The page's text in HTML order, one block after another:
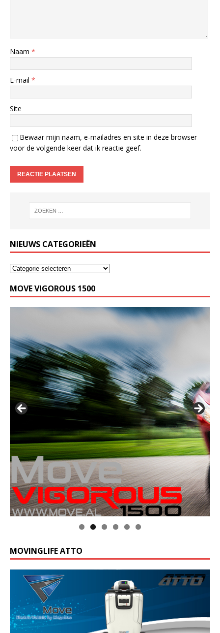
Naam *
E-mail *
Site
Bewaar mijn naam, e-mailadres en site in deze browser
voor de volgende keer dat ik reactie geef.
NIEUWS CATEGORIEËN
MOVE VIGOROUS 1500
MOVINGLIFE ATTO